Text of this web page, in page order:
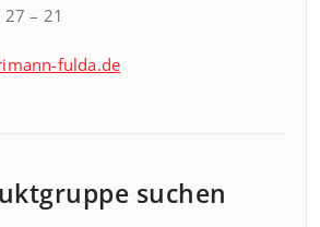
– 21
fulda.de
suchen